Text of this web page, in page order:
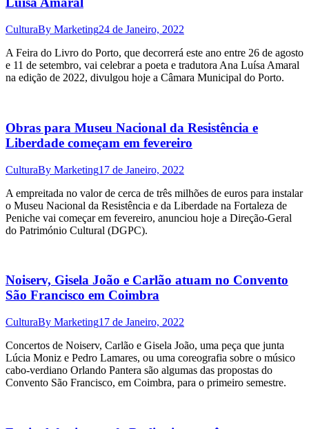
CulturaBy Marketing24 de Janeiro, 2022
A Feira do Livro do Porto, que decorrerá este ano entre 26 de agosto
e 11 de setembro, vai celebrar a poeta e tradutora Ana Luísa Amaral
na edição de 2022, divulgou hoje a Câmara Municipal do Porto.
Obras para Museu Nacional da Resistência e
Liberdade começam em fevereiro
CulturaBy Marketing17 de Janeiro, 2022
A empreitada no valor de cerca de três milhões de euros para instalar
o Museu Nacional da Resistência e da Liberdade na Fortaleza de
Peniche vai começar em fevereiro, anunciou hoje a Direção-Geral
do Património Cultural (DGPC).
Noiserv, Gisela João e Carlão atuam no Convento
São Francisco em Coimbra
CulturaBy Marketing17 de Janeiro, 2022
Concertos de Noiserv, Carlão e Gisela João, uma peça que junta
Lúcia Moniz e Pedro Lamares, ou uma coreografia sobre o músico
cabo-verdiano Orlando Pantera são algumas das propostas do
Convento São Francisco, em Coimbra, para o primeiro semestre.